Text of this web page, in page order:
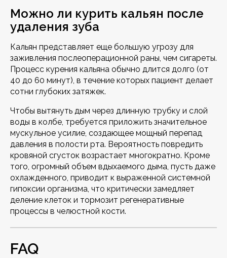
Можно ли курить кальян после
удаления зуба
Кальян представляет еще большую угрозу для
заживления послеоперационной раны, чем сигареты.
Процесс курения кальяна обычно длится долго (от
40 до 60 минут), в течение которых пациент делает
сотни глубоких затяжек.
Чтобы вытянуть дым через длинную трубку и слой
воды в колбе, требуется приложить значительное
мускульное усилие, создающее мощный перепад
давления в полости рта. Вероятность повредить
кровяной сгусток возрастает многократно. Кроме
того, огромный объем вдыхаемого дыма, пусть даже
охлажденного, приводит к выраженной системной
гипоксии организма, что критически замедляет
деление клеток и тормозит регенеративные
процессы в челюстной кости.
FAQ